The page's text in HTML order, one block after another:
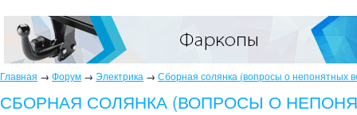
Главная → Форум → Электрика → Сборная солянка (вопросы о непонятных
СБОРНАЯ СОЛЯНКА (ВОПРОСЫ О